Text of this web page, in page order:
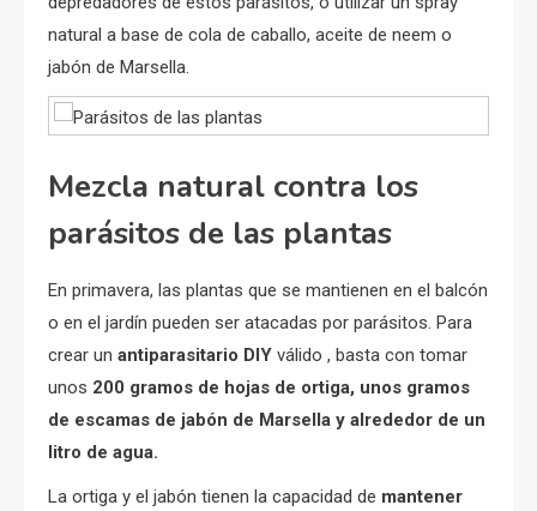
natural a base de cola de caballo, aceite de neem o
jabón de Marsella.
Mezcla natural contra los
parásitos de las plantas
En primavera, las plantas que se mantienen en el balcón
o en el jardín pueden ser atacadas por parásitos. Para
crear un antiparasitario DIY válido , basta con tomar
unos 200 gramos de hojas de ortiga, unos gramos
de escamas de jabón de Marsella y alrededor de un
litro de agua.
La ortiga y el jabón tienen la capacidad de mantener